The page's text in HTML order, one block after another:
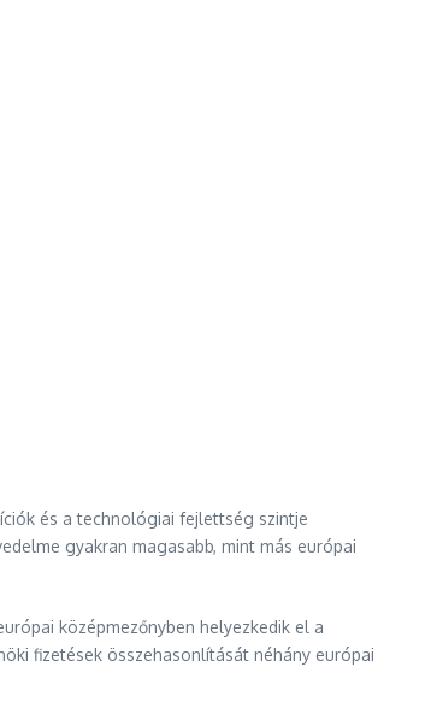
és a technológiai fejlettség szintje
gyakran magasabb, mint más európai
középmezőnyben helyezkedik el a
fizetések összehasonlítását néhány európai